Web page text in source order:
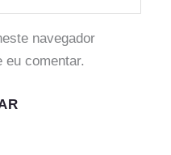
navegador
eu comentar.